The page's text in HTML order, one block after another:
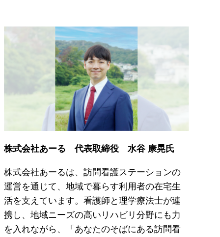
株式会社あーる 代表取締役 水谷 康晃氏
株式会社あーるは、訪問看護ステーションの
運営を通じて、地域で暮らす利用者の在宅生
活を支えています。看護師と理学療法士が連
携し、地域ニーズの高いリハビリ分野にも力
を入れながら、「あなたのそばにある訪問看